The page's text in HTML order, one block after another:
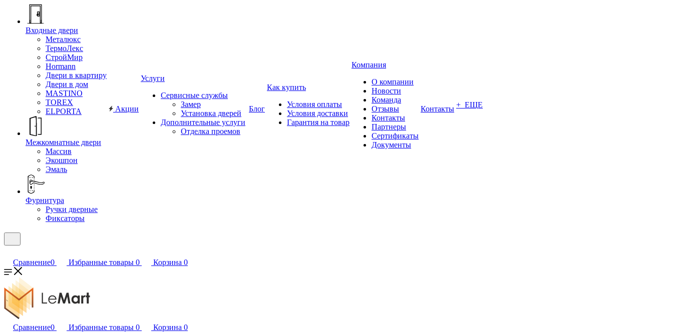
Входные двери
Металюкс
ТермоЛекс
СтройМир
Hormann
Двери в квартиру
Двери в дом
MASTINO
TOREX
ELPORTA
Межкомнатные двери
Массив
Экошпон
Эмаль
Фурнитура
Ручки дверные
Фиксаторы
Акции
Услуги
Сервисные службы
Замер
Установка дверей
Дополнительные услуги
Отделка проемов
Блог
Как купить
Условия оплаты
Условия доставки
Гарантия на товар
Компания
О компании
Новости
Команда
Отзывы
Контакты
Партнеры
Сертификаты
Документы
Контакты + ЕЩЕ
Сравнение0 Избранные товары 0 Корзина 0
Сравнение0 Избранные товары 0 Корзина 0